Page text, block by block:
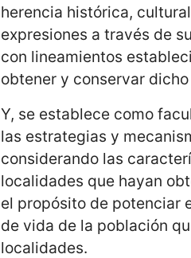
herencia histórica,
expresiones a través de
con lineamientos
obtener y conservar
Y, se establece como
las estrategias y
considerando las
localidades que hayan
el propósito de potenciar
de vida de la población
localidades.